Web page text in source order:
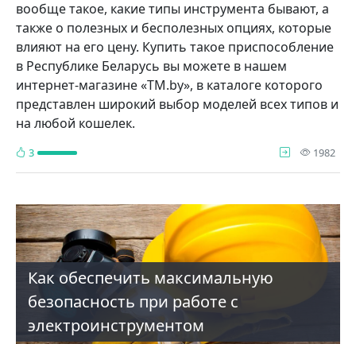
вообще такое, какие типы инструмента бывают, а
также о полезных и бесполезных опциях, которые
влияют на его цену. Купить такое приспособление
в Республике Беларусь вы можете в нашем
интернет-магазине «TM.by», в каталоге которого
представлен широкий выбор моделей всех типов и
на любой кошелек.
3 1982
Как обеспечить максимальную
безопасность при работе с
электроинструментом